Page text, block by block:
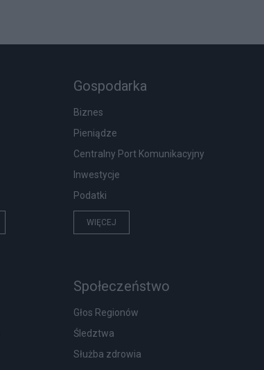
Gospodarka
Biznes
Pieniądze
Centralny Port Komunikacyjny
Inwestycje
Podatki
WIĘCEJ
Społeczeństwo
Głos Regionów
Śledztwa
Służba zdrowia